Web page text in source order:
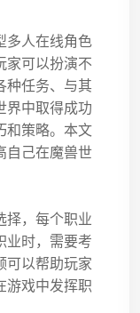
多人在线角色
家可以扮演不
种任务、与其
界中取得成功
和策略。本文
自己在魔兽世
择，每个职业
业时，需要考
可以帮助玩家
游戏中发挥职